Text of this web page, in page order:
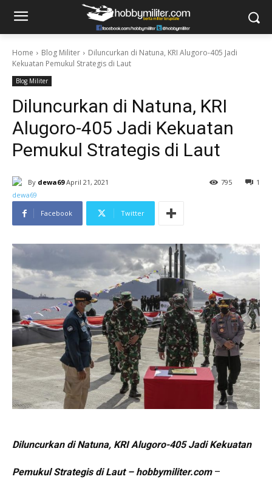
Home Blog Militer
Diluncurkan di Natuna, KRI Alugoro-405 Jadi
Kekuatan Pemukul Strategis di Laut
Blog Militer
Diluncurkan di Natuna, KRI
Alugoro-405 Jadi Kekuatan
Pemukul Strategis di Laut
By dewa69 April 21, 2021 1
795
Facebook Twitter
Diluncurkan di Natuna, KRI Alugoro-405 Jadi Kekuatan
Pemukul Strategis di Laut – hobbymiliter.com–